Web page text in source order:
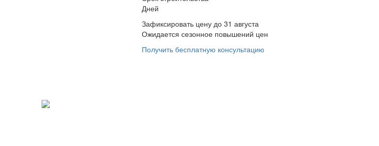
Дней
Зафиксировать цену до 31 августа
Ожидается сезонное повышений цен
Получить бесплатную консультацию